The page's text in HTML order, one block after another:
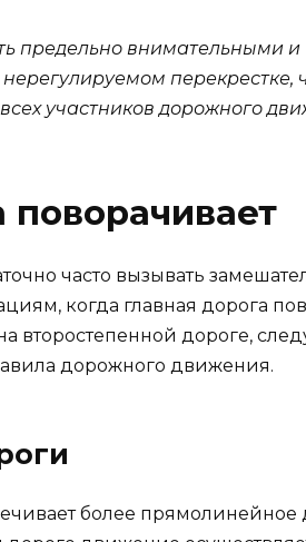
предельно внимательными и
перекрестке,
участников дорожного
поворачивает
часто вызывать
когда главная дорога
второстепенной дороге,
дорожного движения.
более